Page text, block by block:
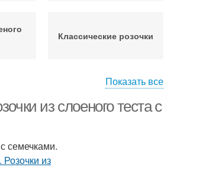
Классические розочки
Показать все
из слоеного теста с
семечками.